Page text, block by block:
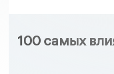
100 самых